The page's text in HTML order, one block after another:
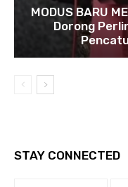
MODUS BARU
Dorong
STAY CONNECTED